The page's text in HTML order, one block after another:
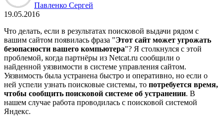
Павленко Сергей
19.05.2016
Что делать, если в результатах поисковой выдачи рядом с
вашим сайтом появилась фраза "Этот сайт может угрожать
безопасности вашего компьютера"? Я столкнулся с этой
проблемой, когда партнёры из Netcat.ru сообщили о
найденной уязвимости в системе управления сайтом.
Уязвимость была устранена быстро и оперативно, но если о
ней успели узнать поисковые системы, то потребуется время,
чтобы сообщить поисковой системе об устранении. В
нашем случае работа проводилась с поисковой системой
Яндекс.